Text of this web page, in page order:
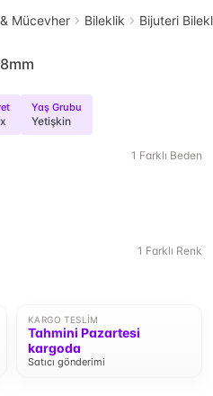
Mücevher Bileklik Bijuteri
Yaş Grubu
Yetişkin
1 Farklı Beden
1 Farklı Renk
KARGO TESLIM
Tahmini Pazartesi
kargoda
Satıcı gönderimi